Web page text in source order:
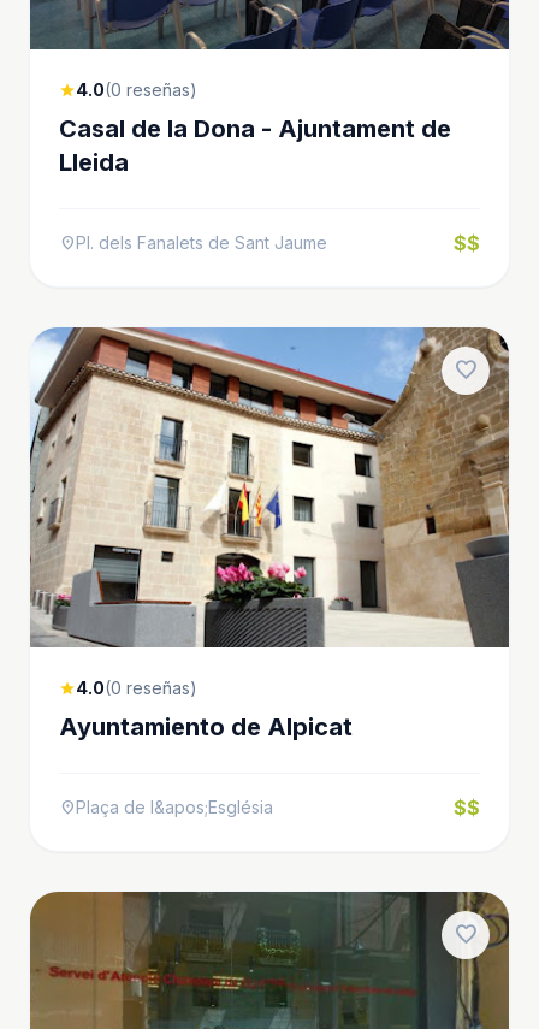
star4.0(0 reseñas)
Casal de la Dona - Ajuntament de
Lleida
location_onPl. dels Fanalets de Sant Jaume $$
favorite
star4.0(0 reseñas)
Ayuntamiento de Alpicat
location_onPlaça de l&apos;Església $$
favorite